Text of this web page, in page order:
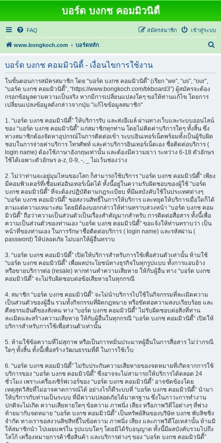
บอร์ด บงกช คอมมิวนิตี้
FAQ เข้าสู่ระบบ
สมัครสมาชิก
www.bongkoch.com บอร์ดหลัก
บอร์ด บงกช คอมมิวนิตี้ - เงื่อนไขการใช้งาน
ในขั้นตอนการสมัครสมาชิก โดย “บอร์ด บงกช คอมมิวนิตี้” (เรียก “we”, “us”, “our”,
“บอร์ด บงกช คอมมิวนิตี้”, “https://www.bongkoch.com/bkboard3”) ผู้สมัครจะต้อง
กรอกข้อมูลตามความเป็นจริง หากมีการเปลี่ยนแปลงใดๆ ขอให้ท่านแก้ไข โดยการ
เปลี่ยนแปลงข้อมูลดังกล่าวจากปุ่ม "แก้ไขข้อมูลสมาชิก"
1. “บอร์ด บงกช คอมมิวนิตี้” ให้บริการรับ และส่งอีเมล์ ผ่านทางเว็บและระบบออนไลน์
ของ “บอร์ด บงกช คอมมิวนิตี้” แก่สมาชิกทุกท่าน โดยไม่คิดค่าบริการใดๆ ทั้งสิ้น ซึ่ง
ทางสมาชิกต้องจัดหาอุปกรณ์ในการติดต่อเข้า ระบบอินเทอร์เน็ตพร้อมทั้งเป็นผู้รับผิด
ชอบในการจ่ายค่าบริการ โทรศัพท์ และค่าบริการอินเทอร์เน็ตเอง ชื่อติดต่อบริการ (
login name) ต้องใช้ภาษาอังกฤษเท่านั้น และต้องมีความยาว ระหว่าง 6-18 ตัวอักษร
ใช้ได้เฉพาะตัวอักษร a-z, 0-9, -, _ ไม่เว้นช่องว่าง
2. ไม่ว่าท่านจะอยู่มุมไหนของโลก ก็สามารถใช้บริการ “บอร์ด บงกช คอมมิวนิตี้” เพียง
มีคอมพิวเตอร์ที่เชื่อมต่ออินเทอร์เน็ตได้ ทั้งนี้อยู่ในความรับผิดชอบของผู้ใช้ “บอร์ด
บงกช คอมมิวนิตี้” ที่จะต้องปฏิบัติตามกฎระเบียบ ที่มีผลบังคับใช้ในประเทศต่างๆ
“บอร์ด บงกช คอมมิวนิตี้” ขอสงวนสิทธิ์ในการให้บริการ และหยุดให้บริการเมื่อใดก็ได้
ตามแต่ความเหมาะสม โดยมิต้องบอกกล่าวให้ท่านทราบล่วงหน้า “บอร์ด บงกช คอม
มิวนิตี้” ถือว่าความเป็นส่วนตัวเป็นเรื่องสำคัญมากสำหรับ การติดต่อสื่อสาร ทั้งนี้เพื่อ
ความเป็นส่วนตัวของท่านเอง “บอร์ด บงกช คอมมิวนิตี้” ขอแจ้งให้ท่านทราบว่า เป็น
หน้าที่ของท่านเอง ในการรักษาชื่อติดต่อบริการ ( login name) และรหัสผ่าน (
password) ให้ปลอดภัย ไม่บอกให้ผู้อื่นทราบ
3. “บอร์ด บงกช คอมมิวนิตี้” เปิดให้บริการสำหรับการใช้เพื่อส่วนตัวเท่านั้น ห้ามใช้
“บอร์ด บงกช คอมมิวนิตี้” เพื่อผลประโยชน์ทางธุรกิจในทุกรูปแบบ ทั้งการแอบอ้าง
หรือขายบริการต่อ (resale) หากท่านทำความเสียหาย ให้กับผู้อื่น ทาง “บอร์ด บงกช
คอมมิวนิตี้” จะไม่รับผิดชอบต่อข้อเสียหายในทุกกรณี
4. สมาชิก “บอร์ด บงกช คอมมิวนิตี้” จะไม่นำบริการไปใช้ในกิจกรรมที่ละเมิดความ
เป็นส่วนตัวของผู้อื่น รวมทั้งกิจกรรมที่ผิดกฎหมาย หรือขัดต่อความสงบเรียบร้อย และ
ศีลธรรมอันดีของสังคม ทาง “บอร์ด บงกช คอมมิวนิตี้” ไม่รับผิดชอบต่อสิ่งที่ท่าน
ละเมิดและสร้างความเสียหาย ให้กับผู้อื่นในทุกกรณี “บอร์ด บงกช คอมมิวนิตี้” เปิดให้
บริการสำหรับการใช้เพื่อส่วนตัวเท่านั้น
5. ห้ามใช้ข้อความที่ไม่สุภาพ หรือเป็นการหมิ่นประมาทผู้อื่นในการสื่อสาร ไม่ว่ากรณี
ใดๆ ทั้งสิ้น ทั้งนี้เพื่อสร้างวัฒนธรรมที่ดี ในการใช้เว็บ
6. “บอร์ด บงกช คอมมิวนิตี้” ไม่รับประกันความเสียหายของจดหมายที่เกิดจากการใช้
บริการของ “บอร์ด บงกช คอมมิวนิตี้” ซึ่งอาจจะไม่สามารถให้บริการได้ตลอด 24
ชั่วโมง เพราะเครื่องเซิร์ฟเวอร์ของ “บอร์ด บงกช คอมมิวนิตี้” อาจขัดข้องโดย
เหตุสุดวิสัยที่ไม่อาจคาดการณ์ได้ อย่างไรก็ดีระบบที่ “บอร์ด บงกช คอมมิวนิตี้” นำมา
ให้บริการกับท่านเป็นระบบ ที่มีความปลอดภัยได้มาตรฐาน ซึ่งในภาวะการทำงาน
ปกติจะไม่เกิด ความเสียหายใดๆ ข้อความ ภาพนิ่ง เสียง หรือภาพวิดีโอต่างๆ ที่พ่วง
ท้ายมากับจดหมาย “บอร์ด บงกช คอมมิวนิตี้” เป็นทรัพย์สินของบริษัท บงกช พับลิชชิ่ง
จำกัด ทางเราขอสงวนลิขสิทธิ์ในข้อความ ภาพนิ่ง เสียง และภาพวิดีโอเหล่านั้น ห้ามมิ
ให้สมาชิกนำ ไปเผยแพร่ใน รูปแบบใดๆ โดยมิได้รับอนุญาต ทั้งนี้มีผลบังคับรวมไปถึง
โลโก้ เครื่องหมายการค้าชื่อสินค้า และบริการต่างๆ ของ “บอร์ด บงกช คอมมิวนิตี้”